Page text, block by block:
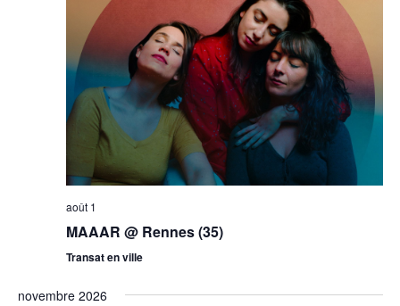
août 1
MAAAR @ Rennes (35)
Transat en ville
novembre 2026